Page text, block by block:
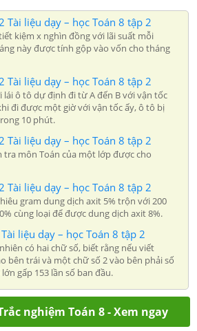
Tài liệu dạy – học Toán 8 tập 2
kiệm x nghìn đồng với lãi suất mỗi
này được tính gộp vào vốn cho tháng
Tài liệu dạy – học Toán 8 tập 2
lái ô tô dự định đi từ A đến B với vận tốc
đi được một giờ với vận tốc ấy, ô tô bị
10 phút.
Tài liệu dạy – học Toán 8 tập 2
tra môn Toán của một lớp được cho
Tài liệu dạy – học Toán 8 tập 2
gram dung dịch axit 5% trộn với 200
cùng loại để được dung dịch axit 8%.
liệu dạy – học Toán 8 tập 2
có hai chữ số, biết rằng nếu viết
bên trái và một chữ số 2 vào bên phải số
gấp 153 lần số ban đầu.
nghiệm Toán 8 - Xem ngay